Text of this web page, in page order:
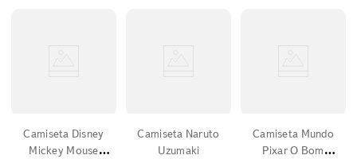
Camiseta Disney
Mickey Mouse
Camiseta Naruto
Uzumaki
Camiseta Mundo
Pixar O Bom